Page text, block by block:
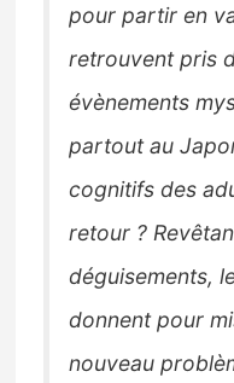
pour partir en
retrouvent pris
évènements
partout au
cognitifs des
retour ?
déguisements,
donnent pour
nouveau